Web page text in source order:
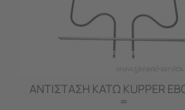
ΑΝΤΙΣΤΑΣΗ ΚΑΤΩ KUPPER
=